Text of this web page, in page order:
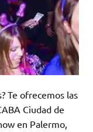
Te ofrecemos las
Ciudad de
en Palermo,